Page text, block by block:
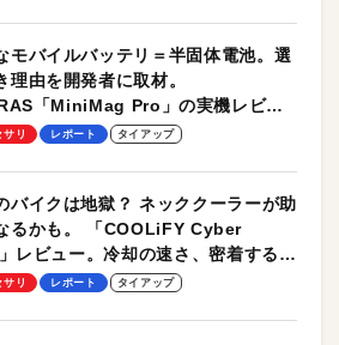
モバイルバッテリ＝半固体電池。選
理由を開発者に取材。
「MiniMag Pro」の実機レビュ
サリ レポート タイアップ
バイクは地獄？ ネッククーラーが助
るかも。 「COOLiFY Cyber
レビュー。冷却の速さ、密着する冷
ート、シンプルな操作性がグッド！
サリ レポート タイアップ